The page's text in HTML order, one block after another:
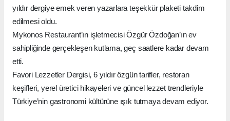
yıldır dergiye emek veren yazarlara teşekkür plaketi takdim
edilmesi oldu.
Mykonos Restaurant’ın işletmecisi Özgür Özdoğan’ın ev
sahipliğinde gerçekleşen kutlama, geç saatlere kadar devam
etti.
Favori Lezzetler Dergisi, 6 yıldır özgün tarifler, restoran
keşifleri, yerel üretici hikayeleri ve güncel lezzet trendleriyle
Türkiye’nin gastronomi kültürüne ışık tutmaya devam ediyor.